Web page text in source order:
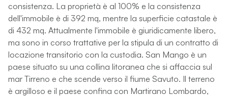
consistenza. La proprietà è al 100% e la consistenza
dell'immobile è di 392 mq, mentre la superficie catastale è
di 432 mq. Attualmente l'immobile è giuridicamente libero,
ma sono in corso trattative per la stipula di un contratto di
locazione transitorio con la custodia. San Mango è un
paese situato su una collina litoranea che si affaccia sul
mar Tirreno e che scende verso il fiume Savuto. Il terreno
è argilloso e il paese confina con Martirano Lombardo,